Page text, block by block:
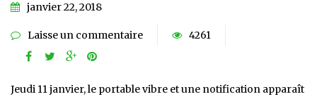
janvier 22, 2018
Laisse un commentaire 4261
Jeudi 11 janvier, le portable vibre et une notification apparaît